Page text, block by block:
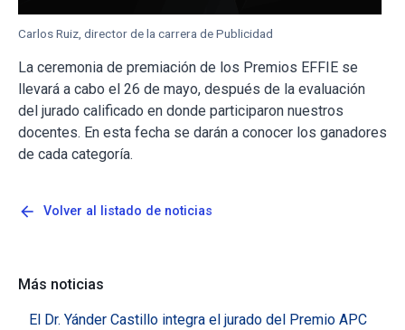
Carlos Ruiz, director de la carrera de Publicidad
La ceremonia de premiación de los Premios EFFIE se
llevará a cabo el 26 de mayo, después de la evaluación
del jurado calificado en donde participaron nuestros
docentes. En esta fecha se darán a conocer los ganadores
de cada categoría.
arrow_back Volver al listado de noticias
Más noticias
El Dr. Yánder Castillo integra el jurado del Premio APC